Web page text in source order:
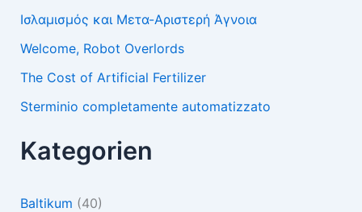
Ισλαμισμός και Μετα-Αριστερή Άγνοια
Welcome, Robot Overlords
The Cost of Artificial Fertilizer
Sterminio completamente automatizzato
Kategorien
Baltikum (40)